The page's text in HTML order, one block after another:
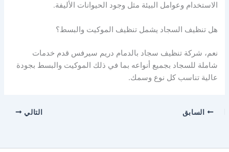
الاستخدام وعوامل البيئة مثل وجود الحيوانات الأليفة.
هل تنظيف السجاد يشمل تنظيف الموكيت والبسط؟
نعم، شركة تنظيف سجاد بالدمام دريم سيرفس قدم خدمات
شاملة للسجاد بجميع أنواعه بما في ذلك الموكيت والبسط بجودة
عالية تناسب كل نوع وسمك.
السابق التالي